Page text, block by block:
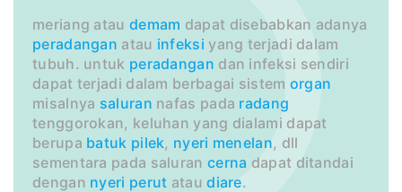
meriang atau demam dapat disebabkan adanya
peradangan atau infeksi yang terjadi dalam
tubuh. untuk peradangan dan infeksi sendiri
dapat terjadi dalam berbagai sistem organ
misalnya saluran nafas pada radang
tenggorokan, keluhan yang dialami dapat
berupa batuk pilek, nyeri menelan, dll
sementara pada saluran cerna dapat ditandai
dengan nyeri perut ataudiare.